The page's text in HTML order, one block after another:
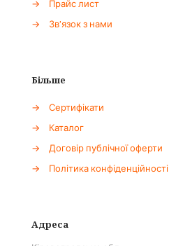
→
Прайс лист
→
Зв'язок з нами
Більше
→
Сертифікати
→
Каталог
→
Договір публічної оферти
→
Політика конфіденційності
Адреса